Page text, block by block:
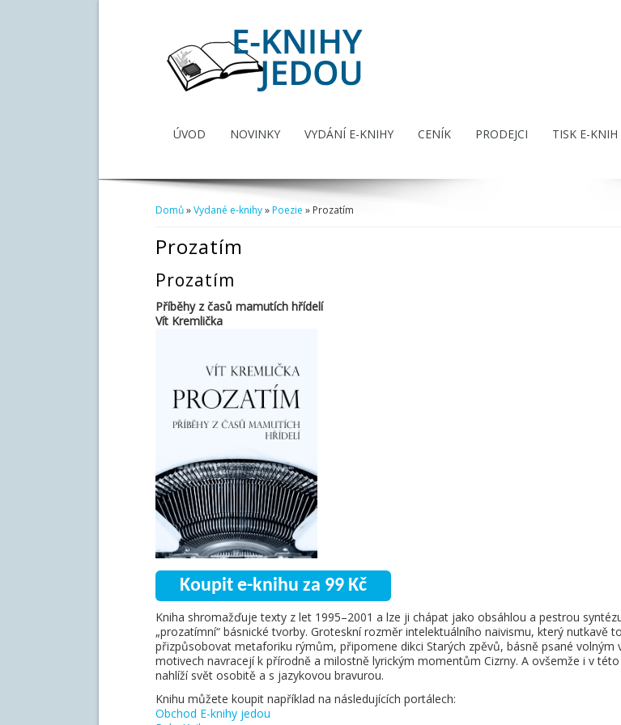
ÚVOD NOVINKY VYDÁNÍ E-KNIHY CENÍK PRODEJCI TISK E-KNIH
Domů»Vydané e-knihy»Poezie » Prozatím
Prozatím
Prozatím
Příběhy z časů mamutích hřídelí
Vít Kremlička
Koupit e-knihu za 99 Kč
Kniha shromažďuje texty z let 1995–2001 a lze ji chápat jako obsáhlou a pestrou
„prozatímní“ básnické tvorby. Groteskní rozměr intelektuálního naivismu, který nutkavě
přizpůsobovat metaforiku rýmům, připomene dikci Starých zpěvů, básně psané volným
motivech navracejí k přírodně a milostně lyrickým momentům Cizrny. A ovšemže i v
nahlíží svět osobitě a s jazykovou bravurou.
Knihu můžete koupit například na následujících portálech:
Obchod E-knihy jedou